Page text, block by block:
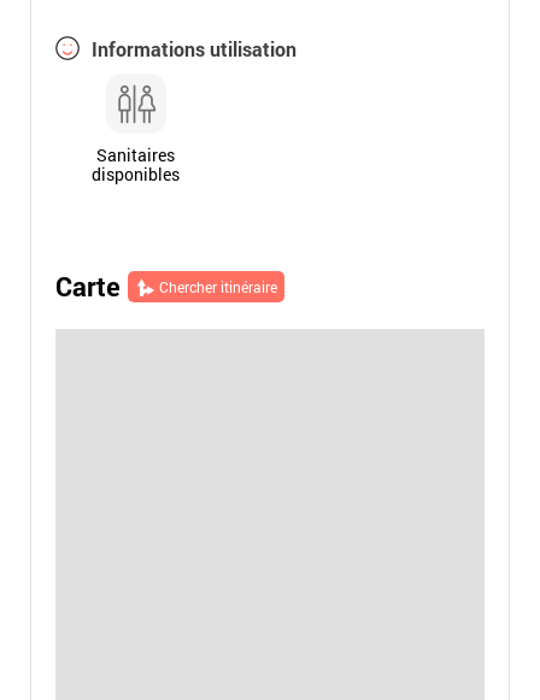
Informations utilisation
Sanitaires
disponibles
Carte Chercher itinéraire